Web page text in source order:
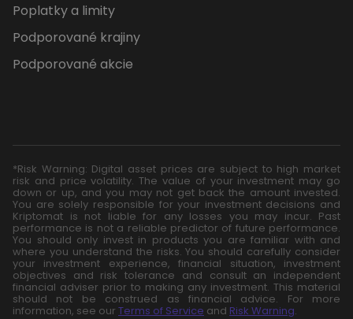
Poplatky a limity
Podporované krajiny
Podporované akcie
*Risk Warning: Digital asset prices are subject to high market
risk and price volatility. The value of your investment may go
down or up, and you may not get back the amount invested.
You are solely responsible for your investment decisions and
Kriptomat is not liable for any losses you may incur. Past
performance is not a reliable predictor of future performance.
You should only invest in products you are familiar with and
where you understand the risks. You should carefully consider
your investment experience, financial situation, investment
objectives and risk tolerance and consult an independent
financial adviser prior to making any investment. This material
should not be construed as financial advice. For more
information, see our Terms of Service and Risk Warning.